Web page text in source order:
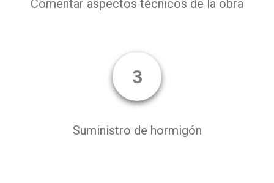
Comentar aspectos técnicos de la obra
3
Suministro de hormigón